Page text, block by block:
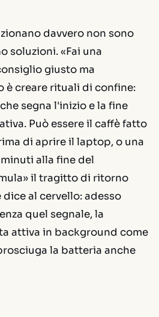
davvero non sono
soluzioni. «Fai una
giusto ma
è creare rituali di confine:
segna l'inizio e la fine
Può essere il caffè fatto
di aprire il laptop, o una
alla fine del
il tragitto di ritorno
al cervello: adesso
quel segnale, la
attiva in background come
la batteria anche